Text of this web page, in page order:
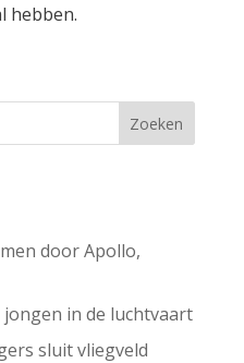
hebben.
Zoeken
door Apollo,
in de luchtvaart
sluit vliegveld